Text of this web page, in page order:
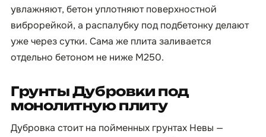
увлажняют, бетон уплотняют поверхностной
виброрейкой, а распалубку под подбетонку делают
уже через сутки. Сама же плита заливается
отдельно бетоном не ниже М250.
Грунты Дубровки под
монолитную плиту
Дубровка стоит на пойменных грунтах Невы —